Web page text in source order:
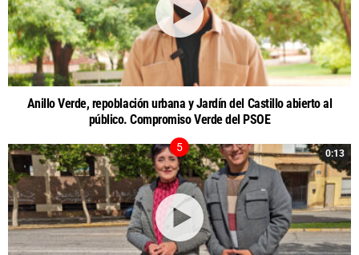
Anillo Verde, repoblación urbana y Jardín del Castillo abierto al
público. Compromiso Verde del PSOE
0:13